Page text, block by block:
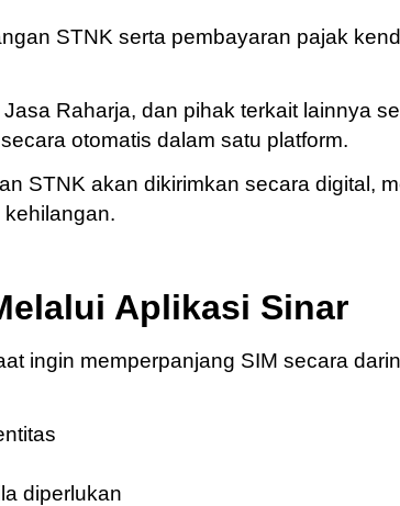
STNK serta pembayaran pajak
Raharja, dan pihak terkait lainnya
otomatis dalam satu platform.
STNK akan dikirimkan secara digital,
Aplikasi Sinar
ingin memperpanjang SIM secara
diperlukan